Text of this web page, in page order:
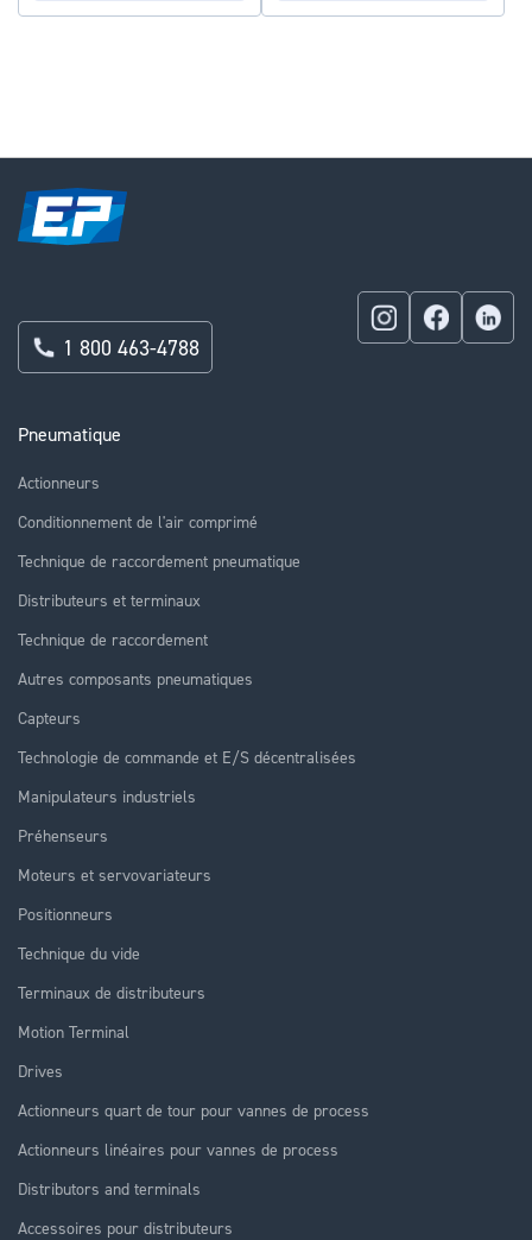
Pneumatique
Actionneurs
Conditionnement de l'air comprimé
Technique de raccordement pneumatique
Distributeurs et terminaux
Technique de raccordement
Autres composants pneumatiques
Capteurs
Technologie de commande et E/S décentralisées
Manipulateurs industriels
Préhenseurs
Moteurs et servovariateurs
Positionneurs
Technique du vide
Terminaux de distributeurs
Motion Terminal
Drives
Actionneurs quart de tour pour vannes de process
Actionneurs linéaires pour vannes de process
Distributors and terminals
Accessoires pour distributeurs
1 800 463-4788